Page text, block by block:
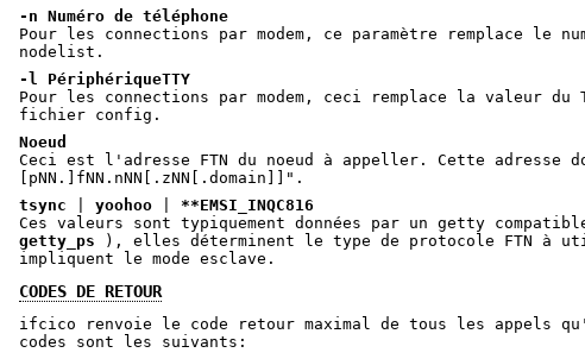
-n Numéro de téléphone
Pour les connections par modem, ce paramètre remplace le
nodelist.
-l PériphériqueTTY
Pour les connections par modem, ceci remplace la valeur du
fichier config.
Noeud
Ceci est l'adresse FTN du noeud à appeller. Cette adresse
[pNN.]fNN.nNN[.zNN[.domain]]".
tsync
yoohoo
**EMSI_INQC816
Ces valeurs sont typiquement données par un getty
getty_ps ), elles déterminent le type de protocole FTN à
impliquent le mode esclave.
CODES DE RETOUR
ifcico renvoie le code retour maximal de tous les appels
codes sont les suivants: